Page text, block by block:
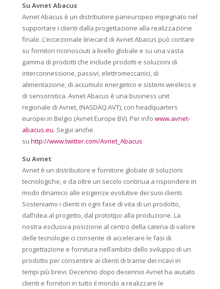
Su Avnet Abacus
Avnet Abacus è un distributore paneuropeo impegnato nel
supportare i clienti dalla progettazione alla realizzazione
finale. L’eccezionale linecard di Avnet Abacus può contare
su fornitori riconosciuti a livello globale e su una vasta
gamma di prodotti che include prodotti e soluzioni di
interconnessione, passivi, elettromeccanici, di
alimentazione, di accumulo energetico e sistemi wireless e
di sensoristica. Avnet Abacus è una business unit
regionale di Avnet, (NASDAQ:AVT), con headquarters
europei in Belgio (Avnet Europe BV). Per info www.avnet-
abacus.eu. Segui anche
su http://www.twitter.com/Avnet_Abacus
Su Avnet
Avnet è un distributore e fornitore globale di soluzioni
tecnologiche, e da oltre un secolo continua a rispondere in
modo dinamico alle esigenze evolutive dei suoi clienti.
Sosteniamo i clienti in ogni fase di vita di un prodotto,
dall’idea al progetto, dal prototipo alla produzione. La
nostra esclusiva posizione al centro della catena di valore
delle tecnologie ci consente di accelerare le fasi di
progettazione e fornitura nell’ambito dello sviluppo di un
prodotto per consentire ai clienti di trarne dei ricavi in
tempi più brevi. Decennio dopo decennio Avnet ha aiutato
clienti e fornitori in tutto il mondo a realizzare le